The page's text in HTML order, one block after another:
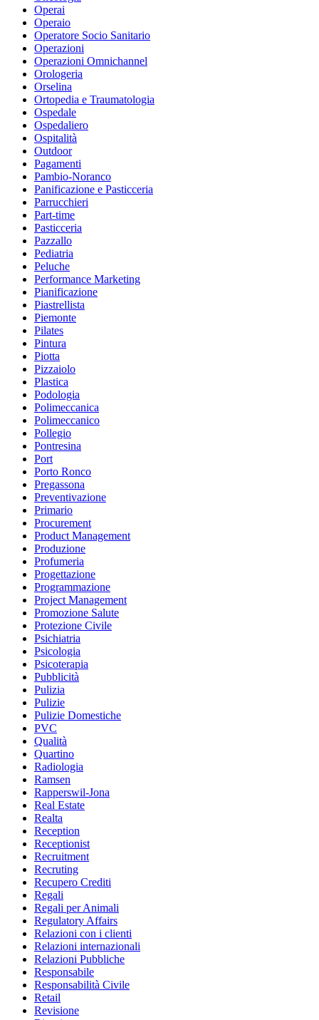
Operai
Operaio
Operatore Socio Sanitario
Operazioni
Operazioni Omnichannel
Orologeria
Orselina
Ortopedia e Traumatologia
Ospedale
Ospedaliero
Ospitalità
Outdoor
Pagamenti
Pambio-Noranco
Panificazione e Pasticceria
Parrucchieri
Part-time
Pasticceria
Pazzallo
Pediatria
Peluche
Performance Marketing
Pianificazione
Piastrellista
Piemonte
Pilates
Pintura
Piotta
Pizzaiolo
Plastica
Podologia
Polimeccanica
Polimeccanico
Pollegio
Pontresina
Port
Porto Ronco
Pregassona
Preventivazione
Primario
Procurement
Product Management
Produzione
Profumeria
Progettazione
Programmazione
Project Management
Promozione Salute
Protezione Civile
Psichiatria
Psicologia
Psicoterapia
Pubblicità
Pulizia
Pulizie
Pulizie Domestiche
PVC
Qualità
Quartino
Radiologia
Ramsen
Rapperswil-Jona
Real Estate
Realta
Reception
Receptionist
Recruitment
Recruting
Recupero Crediti
Regali
Regali per Animali
Regulatory Affairs
Relazioni con i clienti
Relazioni internazionali
Relazioni Pubbliche
Responsabile
Responsabilità Civile
Retail
Revisione